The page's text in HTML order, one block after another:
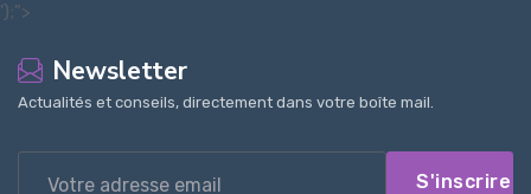
');">
Newsletter
Actualités et conseils, directement dans votre boîte mail.
S'inscrire